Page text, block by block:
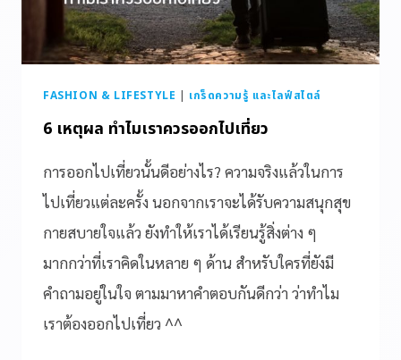
FASHION & LIFESTYLE | เกร็ดความรู้ และไลฟ์สไตล์
6 เหตุผล ทำไมเราควรออกไปเที่ยว
การออกไปเที่ยวนั้นดีอย่างไร? ความจริงแล้วในการ
ไปเที่ยวแต่ละครั้ง นอกจากเราจะได้รับความสนุกสุข
กายสบายใจแล้ว ยังทำให้เราได้เรียนรู้สิ่งต่าง ๆ
มากกว่าที่เราคิดในหลาย ๆ ด้าน สำหรับใครที่ยังมี
คำถามอยู่ในใจ ตามมาหาคำตอบกันดีกว่า ว่าทำไม
เราต้องออกไปเที่ยว ^^